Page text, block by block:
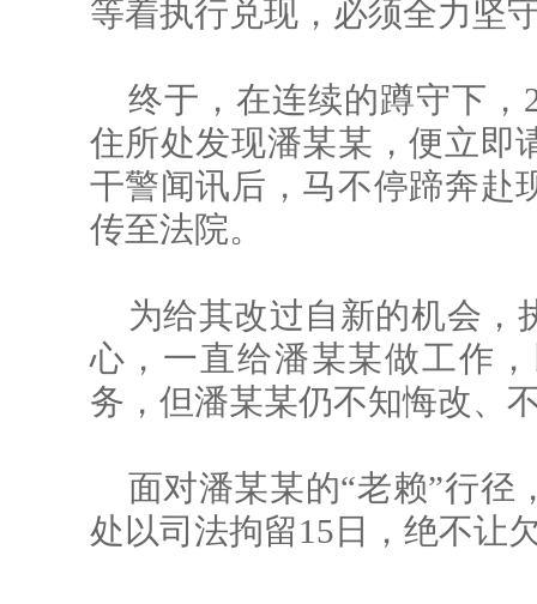
等着执行兑现，必须全力坚
终于，在连续的蹲守下，
住所处发现潘某某，便立即
干警闻讯后，马不停蹄奔赴
传至法院。
为给其改过自新的机会，
心，一直给潘某某做工作
务，但潘某某仍不知悔改、
面对潘某某的“老赖”行
处以司法拘留15日，绝不让